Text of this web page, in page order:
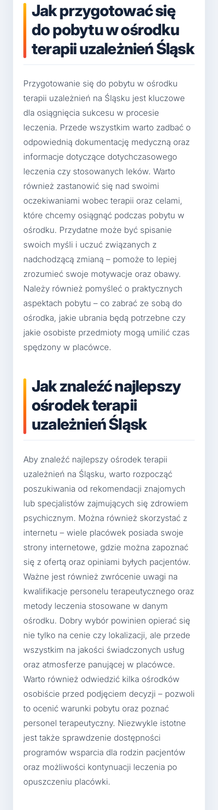
Jak przygotować się
do pobytu w ośrodku
terapii uzależnień Śląsk
Przygotowanie się do pobytu w ośrodku
terapii uzależnień na Śląsku jest kluczowe
dla osiągnięcia sukcesu w procesie
leczenia. Przede wszystkim warto zadbać o
odpowiednią dokumentację medyczną oraz
informacje dotyczące dotychczasowego
leczenia czy stosowanych leków. Warto
również zastanowić się nad swoimi
oczekiwaniami wobec terapii oraz celami,
które chcemy osiągnąć podczas pobytu w
ośrodku. Przydatne może być spisanie
swoich myśli i uczuć związanych z
nadchodzącą zmianą – pomoże to lepiej
zrozumieć swoje motywacje oraz obawy.
Należy również pomyśleć o praktycznych
aspektach pobytu – co zabrać ze sobą do
ośrodka, jakie ubrania będą potrzebne czy
jakie osobiste przedmioty mogą umilić czas
spędzony w placówce.
Jak znaleźć najlepszy
ośrodek terapii
uzależnień Śląsk
Aby znaleźć najlepszy ośrodek terapii
uzależnień na Śląsku, warto rozpocząć
poszukiwania od rekomendacji znajomych
lub specjalistów zajmujących się zdrowiem
psychicznym. Można również skorzystać z
internetu – wiele placówek posiada swoje
strony internetowe, gdzie można zapoznać
się z ofertą oraz opiniami byłych pacjentów.
Ważne jest również zwrócenie uwagi na
kwalifikacje personelu terapeutycznego oraz
metody leczenia stosowane w danym
ośrodku. Dobry wybór powinien opierać się
nie tylko na cenie czy lokalizacji, ale przede
wszystkim na jakości świadczonych usług
oraz atmosferze panującej w placówce.
Warto również odwiedzić kilka ośrodków
osobiście przed podjęciem decyzji – pozwoli
to ocenić warunki pobytu oraz poznać
personel terapeutyczny. Niezwykle istotne
jest także sprawdzenie dostępności
programów wsparcia dla rodzin pacjentów
oraz możliwości kontynuacji leczenia po
opuszczeniu placówki.